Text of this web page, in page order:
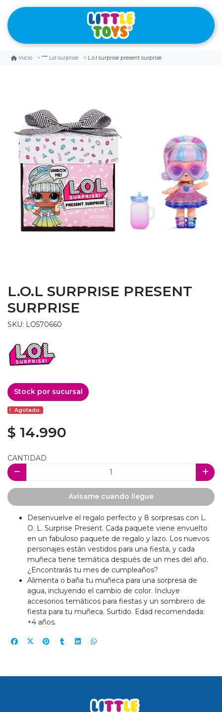
Inicio Lol surprise L.o.l surprise present surprise
L.O.L SURPRISE PRESENT
SURPRISE
SKU: LO570660
Stock por sucursal
Agotado.
$ 14.990
CANTIDAD
Avísame cuando llegue
Desenvuelve el regalo perfecto y 8 sorpresas con L.
O. L. Surprise Present. Cada paquete viene envuelto
en un fabuloso paquete de regalo y lazo. Los nuevos
personajes están vestidos para una fiesta, y cada
muñeca tiene temática después de un mes del año.
¿Encontrarás tu mes de cumpleaños?
Alimenta o baña tu muñeca para una sorpresa de
agua, incluyendo el cambio de color. Incluye
accesorios temáticos para fiestas y un sombrero de
fiesta para tu muñeca. Surtido. Edad recomendada:
+4 años.